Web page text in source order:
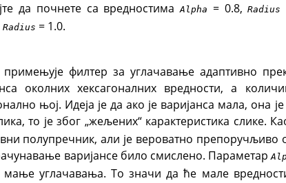
да почнете са вредностимаAlpha = 0.8,Radius
Radius = 1.0.
филтер за углачавање адаптивно
околних хексагоналних вредности, а
њој. Идеја је да ако је варијанса мала, она
то је због „жељених“ карактеристика слике.
полупречник, али је вероватно препоручљиво
варијансе било смислено. Параметар
мање углачавања. То значи да ће мале